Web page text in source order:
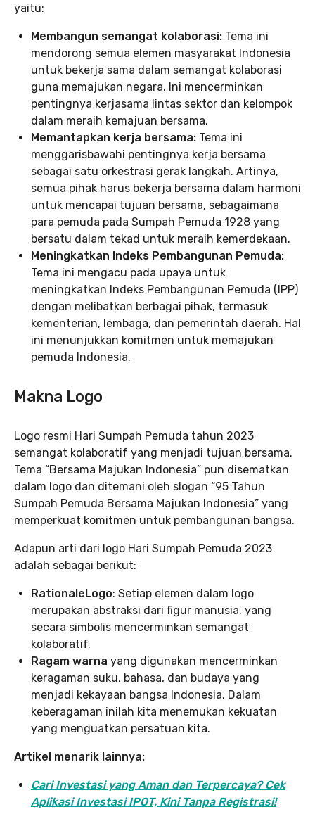
yaitu:
Membangun semangat kolaborasi: Tema ini
mendorong semua elemen masyarakat Indonesia
untuk bekerja sama dalam semangat kolaborasi
guna memajukan negara. Ini mencerminkan
pentingnya kerjasama lintas sektor dan kelompok
dalam meraih kemajuan bersama.
Memantapkan kerja bersama: Tema ini
menggarisbawahi pentingnya kerja bersama
sebagai satu orkestrasi gerak langkah. Artinya,
semua pihak harus bekerja bersama dalam harmoni
untuk mencapai tujuan bersama, sebagaimana
para pemuda pada Sumpah Pemuda 1928 yang
bersatu dalam tekad untuk meraih kemerdekaan.
Meningkatkan Indeks Pembangunan Pemuda:
Tema ini mengacu pada upaya untuk
meningkatkan Indeks Pembangunan Pemuda (IPP)
dengan melibatkan berbagai pihak, termasuk
kementerian, lembaga, dan pemerintah daerah. Hal
ini menunjukkan komitmen untuk memajukan
pemuda Indonesia.
Makna Logo
Logo resmi Hari Sumpah Pemuda tahun 2023
semangat kolaboratif yang menjadi tujuan bersama.
Tema “Bersama Majukan Indonesia” pun disematkan
dalam logo dan ditemani oleh slogan “95 Tahun
Sumpah Pemuda Bersama Majukan Indonesia” yang
memperkuat komitmen untuk pembangunan bangsa.
Adapun arti dari logo Hari Sumpah Pemuda 2023
adalah sebagai berikut:
RationaleLogo: Setiap elemen dalam logo
merupakan abstraksi dari figur manusia, yang
secara simbolis mencerminkan semangat
kolaboratif.
Ragam warna yang digunakan mencerminkan
keragaman suku, bahasa, dan budaya yang
menjadi kekayaan bangsa Indonesia. Dalam
keberagaman inilah kita menemukan kekuatan
yang menguatkan persatuan kita.
Artikel menarik lainnya:
Cari Investasi yang Aman dan Terpercaya? Cek
Aplikasi Investasi IPOT, Kini Tanpa Registrasi!